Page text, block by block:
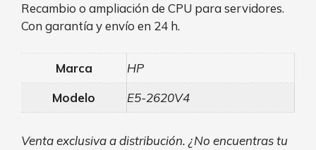
Recambio o ampliación de CPU para servidores.
Con garantía y envío en 24 h.
Marca
HP
Modelo
E5-2620V4
Venta exclusiva a distribución. ¿No encuentras tu